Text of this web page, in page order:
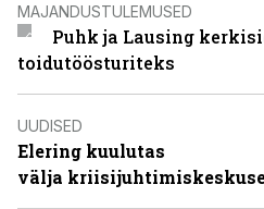
MAJANDUSTULEMUSED
Puhk ja Lausing
toidutöösturiteks
UUDISED
Elering kuulutas
välja